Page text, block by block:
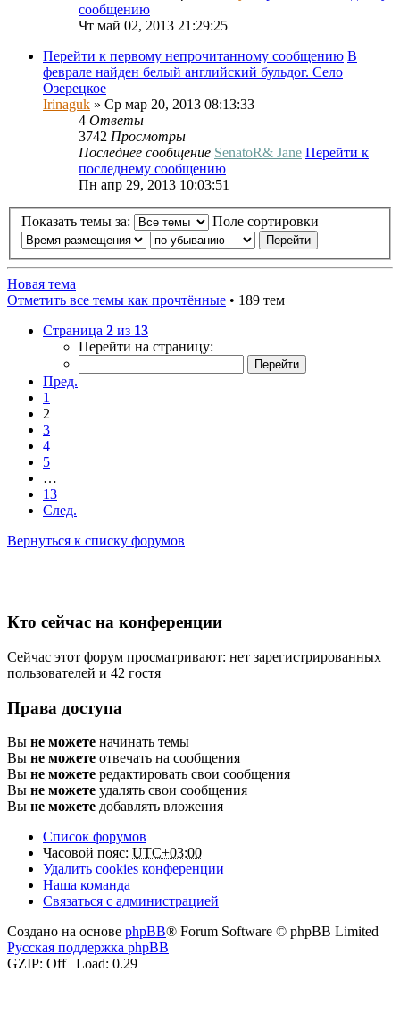
сообщению
Чт май 02, 2013 21:29:25
Перейти к первому непрочитанному сообщению В
феврале найден белый английский бульдог. Село
Озерецкое
Irinaguk » Ср мар 20, 2013 08:13:33
4 Ответы
3742 Просмотры
Последнее сообщение SenatoR& Jane Перейти к
последнему сообщению
Пн апр 29, 2013 10:03:51
Показать темы за: Поле сортировки
Новая тема
Отметить все темы как прочтённые • 189 тем
Страница 2 из 13
Перейти на страницу:
Пред.
1
2
3
4
5
…
13
След.
Вернуться к списку форумов
Кто сейчас на конференции
Сейчас этот форум просматривают: нет зарегистрированных
пользователей и 42 гостя
Права доступа
Вы не можете начинать темы
Вы не можете отвечать на сообщения
Вы не можете редактировать свои сообщения
Вы не можете удалять свои сообщения
Вы не можете добавлять вложения
Список форумов
Часовой пояс: UTC+03:00
Удалить cookies конференции
Наша команда
Связаться с администрацией
Создано на основе phpBB® Forum Software © phpBB Limited
Русская поддержка phpBB
GZIP: Off | Load: 0.29